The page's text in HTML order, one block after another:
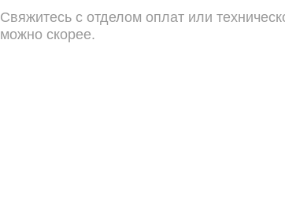
Свяжитесь с отделом оплат или
можно скорее.